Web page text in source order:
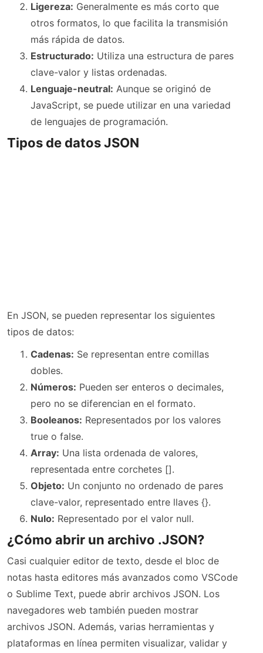
Ligereza: Generalmente es más corto que
otros formatos, lo que facilita la transmisión
más rápida de datos.
Estructurado: Utiliza una estructura de pares
clave-valor y listas ordenadas.
Lenguaje-neutral: Aunque se originó de
JavaScript, se puede utilizar en una variedad
de lenguajes de programación.
Tipos de datos JSON
En JSON, se pueden representar los siguientes
tipos de datos:
Cadenas: Se representan entre comillas
dobles.
Números: Pueden ser enteros o decimales,
pero no se diferencian en el formato.
Booleanos: Representados por los valores
true o false.
Array: Una lista ordenada de valores,
representada entre corchetes [].
Objeto: Un conjunto no ordenado de pares
clave-valor, representado entre llaves {}.
Nulo: Representado por el valor null.
¿Cómo abrir un archivo .JSON?
Casi cualquier editor de texto, desde el bloc de
notas hasta editores más avanzados como VSCode
o Sublime Text, puede abrir archivos JSON. Los
navegadores web también pueden mostrar
archivos JSON. Además, varias herramientas y
plataformas en línea permiten visualizar, validar y